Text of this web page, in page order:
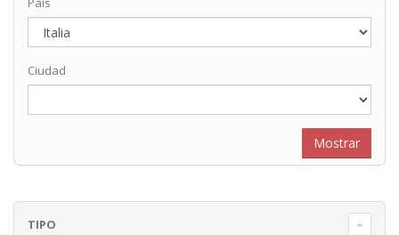
Ciudad
TIPO